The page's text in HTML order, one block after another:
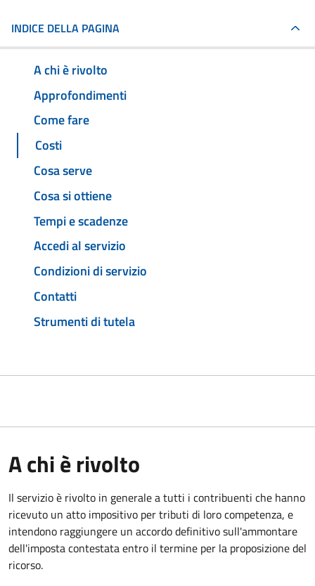
INDICE DELLA PAGINA
A chi è rivolto
Approfondimenti
Come fare
Costi
Cosa serve
Cosa si ottiene
Tempi e scadenze
Accedi al servizio
Condizioni di servizio
Contatti
Strumenti di tutela
A chi è rivolto
Il servizioè rivolto in generale a tutti i contribuenti che hanno
ricevuto un atto impositivo per tributi di loro competenza, e
intendono raggiungere un accordo definitivo sull'ammontare
dell'imposta contestata entro il termine per la proposizione del
ricorso.